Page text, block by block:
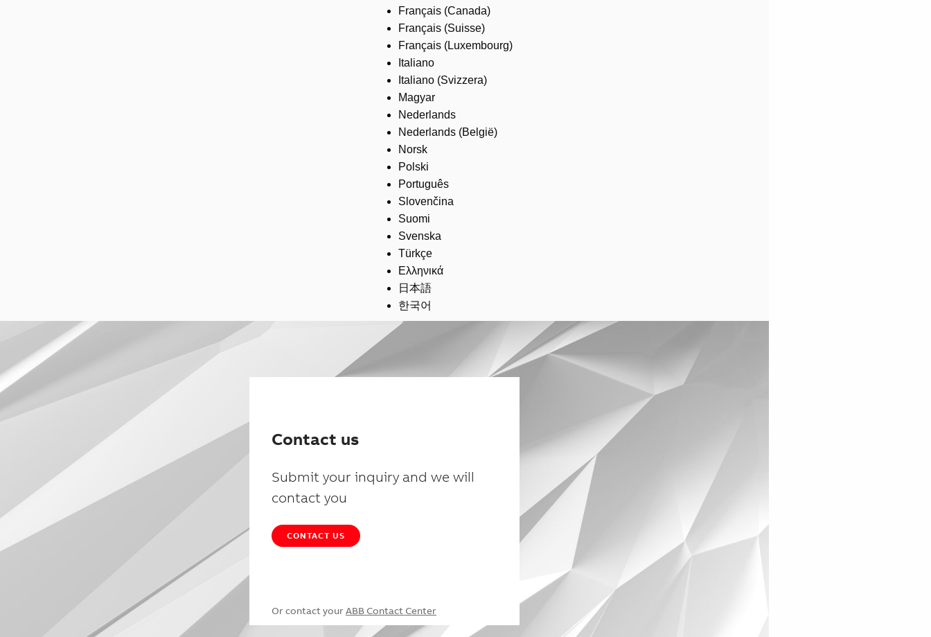
Français (Canada)
Français (Suisse)
Français (Luxembourg)
Italiano
Italiano (Svizzera)
Magyar
Nederlands
Nederlands (België)
Norsk
Polski
Português
Slovenčina
Suomi
Svenska
Türkçe
Ελληνικά
日本語
한국어
Contact us
Submit your inquiry and we will
contact you
CONTACT US
Or contact your ABB Contact Center